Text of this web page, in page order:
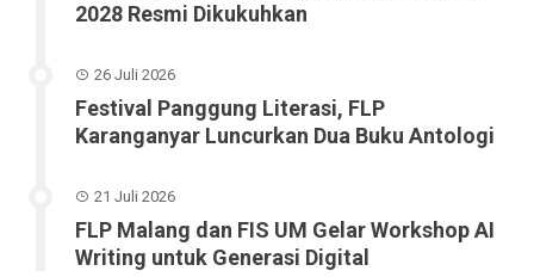
2028 Resmi Dikukuhkan
26 Juli 2026
Festival Panggung Literasi, FLP
Karanganyar Luncurkan Dua Buku Antologi
21 Juli 2026
FLP Malang dan FIS UM Gelar Workshop AI
Writing untuk Generasi Digital